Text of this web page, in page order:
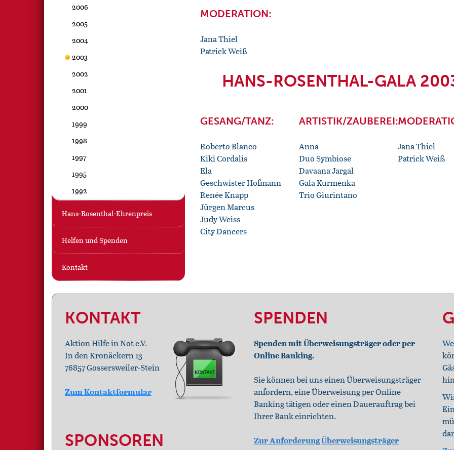
2006
2005
2004
2003
2002
2001
2000
1999
1998
1997
1995
1992
Hans-Rosenthal-Ehrenpreis
Helfen und Spenden
Kontakt
MODERATION:
Jana Thiel
Patrick Weiß
HANS-ROSENTHAL-GALA
GESANG/TANZ:
Roberto Blanco
Kiki Cordalis
Ela
Geschwister Hofmann
Renée Knapp
Jürgen Marcus
Judy Weiss
City Dancers
ARTISTIK/ZAUBEREI:
Anna
Duo Symbiose
Davaana Jargal
Gala Kurmenka
Trio Giurintano
Jana Thiel
Patrick Weiß
KONTAKT
Aktion Hilfe in Not e.V.
In den Kronäckern 13
76857 Gossersweiler-Stein
Zum Kontaktformular
SPONSOREN
SPENDEN
Spenden mit Überweisungsträger oder per
Online Banking.
Sie können bei uns einen Überweisungsträger
anfordern, eine Überweisung per Online
Banking tätigen oder einen Dauerauftrag bei
Ihrer Bank einrichten.
Zur Anforderung Überweisungsträger